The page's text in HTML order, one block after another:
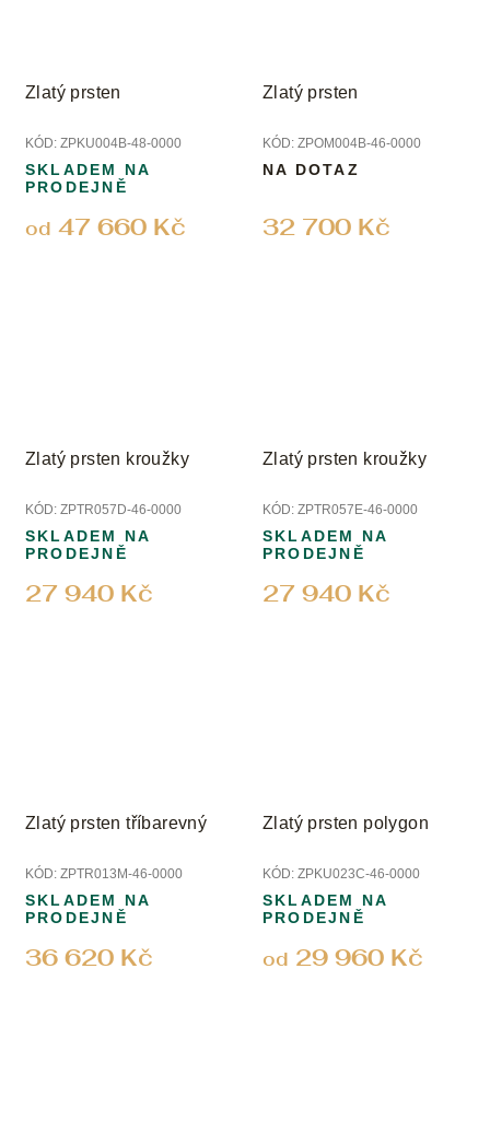
Zlatý prsten
KÓD: ZPKU004B-48-0000
od 47 660 Kč
SKLADEM NA
PRODEJNĚ
Zlatý prsten
KÓD: ZPOM004B-46-0000
32 700 Kč
NA DOTAZ
Zlatý prsten kroužky
KÓD: ZPTR057D-46-0000
27 940 Kč
SKLADEM NA
PRODEJNĚ
Zlatý prsten kroužky
KÓD: ZPTR057E-46-0000
27 940 Kč
SKLADEM NA
PRODEJNĚ
Zlatý prsten tříbarevný
KÓD: ZPTR013M-46-0000
36 620 Kč
SKLADEM NA
PRODEJNĚ
Zlatý prsten polygon
KÓD: ZPKU023C-46-0000
od 29 960 Kč
SKLADEM NA
PRODEJNĚ